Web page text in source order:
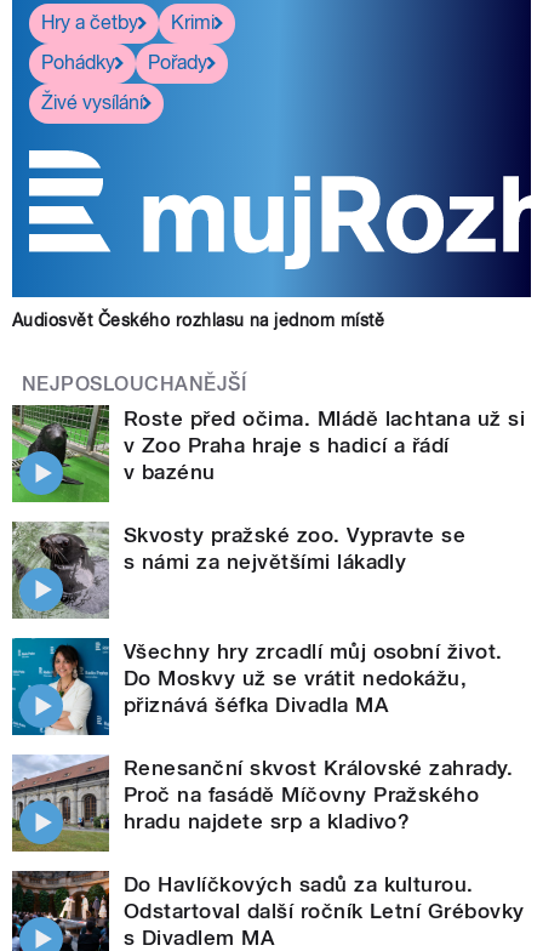
Hry a četby
Krimi
Pohádky
Pořady
Živé vysílání
Audiosvět Českého rozhlasu na jednom místě
NEJPOSLOUCHANĚJŠÍ
Roste před očima. Mládě lachtana už si
v Zoo Praha hraje s hadicí a řádí
v bazénu
Skvosty pražské zoo. Vypravte se
s námi za největšími lákadly
Všechny hry zrcadlí můj osobní život.
Do Moskvy už se vrátit nedokážu,
přiznává šéfka Divadla MA
Renesanční skvost Královské zahrady.
Proč na fasádě Míčovny Pražského
hradu najdete srp a kladivo?
Do Havlíčkových sadů za kulturou.
Odstartoval další ročník Letní Grébovky
s Divadlem MA